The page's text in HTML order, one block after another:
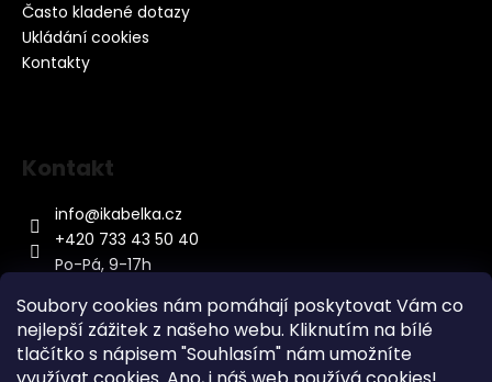
Soubory cookies nám pomáhají poskytovat Vám co
nejlepší zážitek z našeho webu. Kliknutím na bílé
tlačítko s nápisem "Souhlasím" nám umožníte
Často kladené dotazy
Ukládání cookies
Kontakty
Kontakt
info@ikabelka.cz
+420 733 43 50 40
Po-Pá, 9-17h